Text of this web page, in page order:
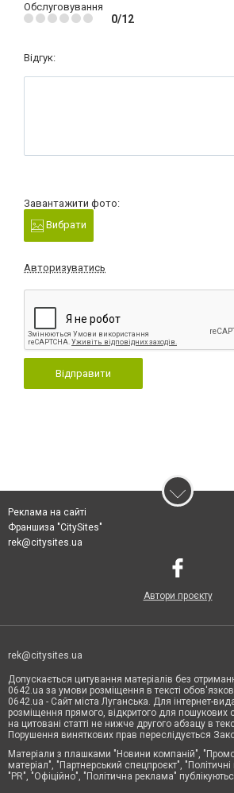
Обслуговування
0/12
Відгук:
Завантажити фото:
Вибрати
Авторизуватись
Відправити
Реклама на сайті
Франшиза "CitySites"
rek@citysites.ua
Автори проєкту
rek@citysites.ua
Допускається цитування матеріалів без
0642.ua за умови розміщення в тексті
0642.ua - Сайт міста Луганська. Для інтернет-
розміщення прямого, відкритого для пошукових
на цитовані статті не нижче другого абзацу в
Порушення виняткових прав переслідується
Матеріали з плашками "Новини компаній",
матеріал", "Партнерський спецпроєкт",
"PR", "Офіційно", "Політична реклама"